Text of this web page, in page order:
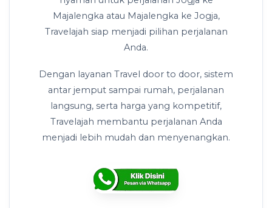
Majalengka atau Majalengka ke Jogja,
Travelajah siap menjadi pilihan perjalanan
Anda.
Dengan layanan Travel door to door, sistem
antar jemput sampai rumah, perjalanan
langsung, serta harga yang kompetitif,
Travelajah membantu perjalanan Anda
menjadi lebih mudah dan menyenangkan.